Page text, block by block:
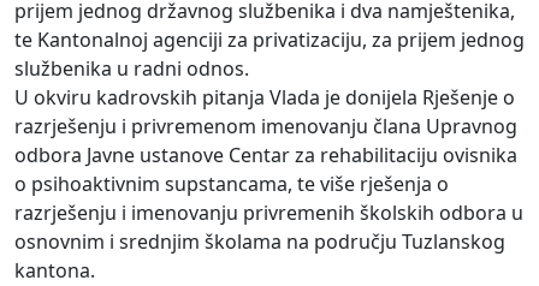
prijem jednog državnog službenika i dva namještenika,
te Kantonalnoj agenciji za privatizaciju, za prijem jednog
službenika u radni odnos.
U okviru kadrovskih pitanja Vlada je donijela Rješenje o
razrješenju i privremenom imenovanju člana Upravnog
odbora Javne ustanove Centar za rehabilitaciju ovisnika
o psihoaktivnim supstancama, te više rješenja o
razrješenju i imenovanju privremenih školskih odbora u
osnovnim i srednjim školama na području Tuzlanskog
kantona.